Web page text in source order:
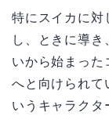
特にスイカに対
し、ときに導
いから始まった
へと向けられ
いうキャラクタ